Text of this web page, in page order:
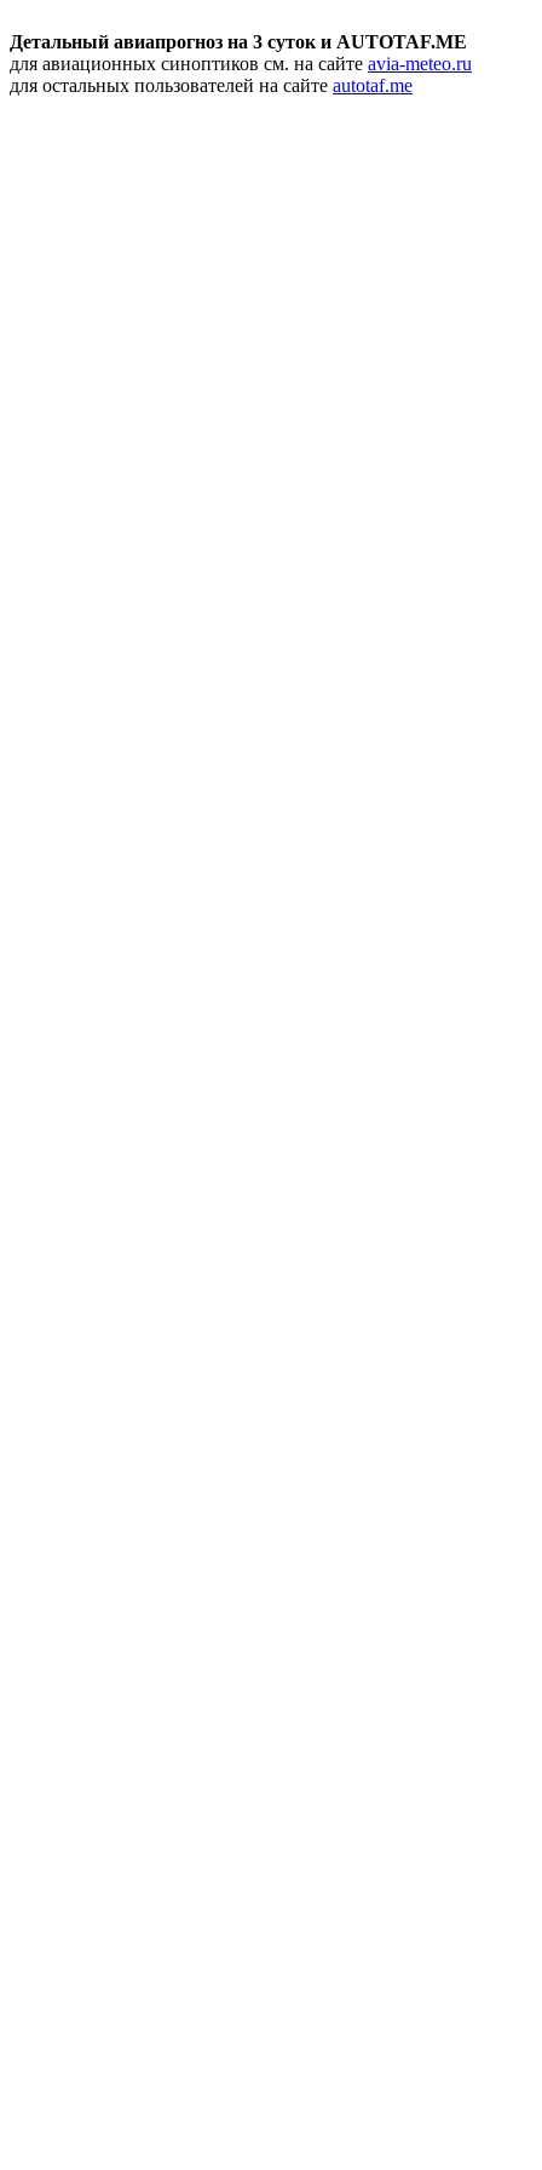
Детальный авиапрогноз на 3 суток и AUTOTAF.ME
для авиационных синоптиков см. на сайте avia-meteo.ru
для остальных пользователей на сайте autotaf.me